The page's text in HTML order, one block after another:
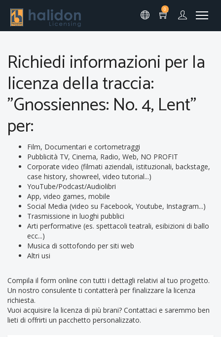
0
Richiedi informazioni per la
licenza della traccia:
"Gnossiennes: No. 4, Lent"
per:
Film, Documentari e cortometraggi
Pubblicità TV, Cinema, Radio, Web, NO PROFIT
Corporate video (filmati aziendali, istituzionali, backstage,
case history, showreel, video tutorial...)
YouTube/Podcast/Audiolibri
App, video games, mobile
Social Media (video su Facebook, Youtube, Instagram...)
Trasmissione in luoghi pubblici
Arti performative (es. spettacoli teatrali, esibizioni di ballo
ecc...)
Musica di sottofondo per siti web
Altri usi
Compila il form online con tutti i dettagli relativi al tuo progetto.
Un nostro consulente ti contatterà per finalizzare la licenza
richiesta.
Vuoi acquisire la licenza di più brani? Contattaci e saremmo ben
lieti di offrirti un pacchetto personalizzato.